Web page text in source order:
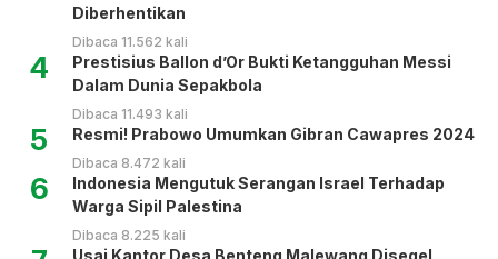
Diberhentikan
Dibaca 11.562 kali
4
Prestisius Ballon d’Or Bukti Ketangguhan Messi
Dalam Dunia Sepakbola
Dibaca 11.493 kali
5 Resmi! Prabowo Umumkan Gibran Cawapres 2024
Dibaca 8.472 kali
6
Indonesia Mengutuk Serangan Israel Terhadap
Warga Sipil Palestina
Dibaca 8.225 kali
Usai Kantor Desa Benteng Malewang Disegel,